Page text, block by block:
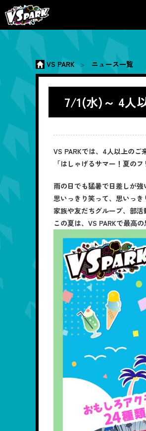
VS PARK ニュース一覧
7/1(水)～ 4人
VS PARKでは、4人以上のご
「はしゃげるサマー！夏の
雨の日でも猛暑で日差しが
思いっきり笑って、思いっき
家族や友だちグループ、部
この夏は、VS PARKで最高